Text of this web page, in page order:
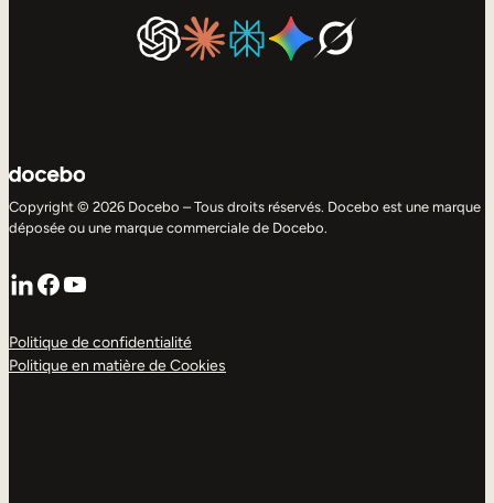
Copyright © 2026 Docebo – Tous droits réservés. Docebo est une marque
déposée ou une marque commerciale de Docebo.
LinkedIn
Facebook
YouTube
Politique de confidentialité
Politique en matière de Cookies